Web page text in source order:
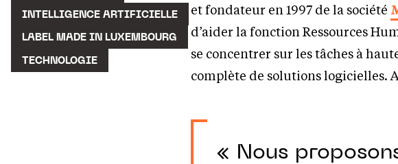
INTELLIGENCE ARTIFICIELLE
LABEL MADE IN LUXEMBOURG
TECHNOLOGIE
et fondateur en 1997 de la société
d’aider la fonction Ressources
se concentrer sur les tâches à
complète de solutions logicielles.
« Nous